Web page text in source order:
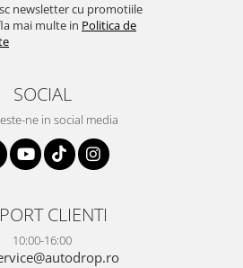
newsletter cu promotiile
mai multe in Politica de
SOCIAL
ne in social media
CLIENTI
10:00-16:00